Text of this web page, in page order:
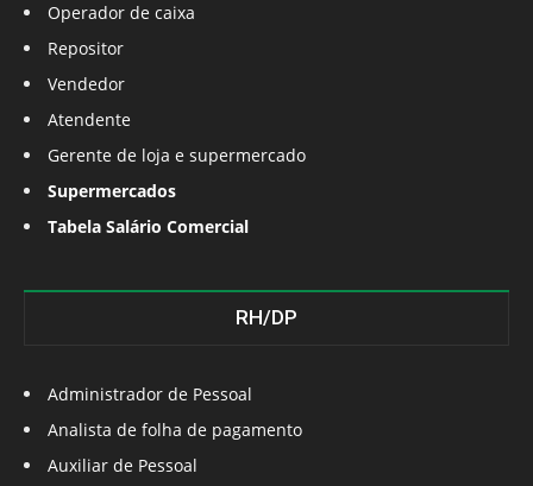
Operador de caixa
Repositor
Vendedor
Atendente
Gerente de loja e supermercado
Supermercados
Tabela Salário Comercial
RH/DP
Administrador de Pessoal
Analista de folha de pagamento
Auxiliar de Pessoal